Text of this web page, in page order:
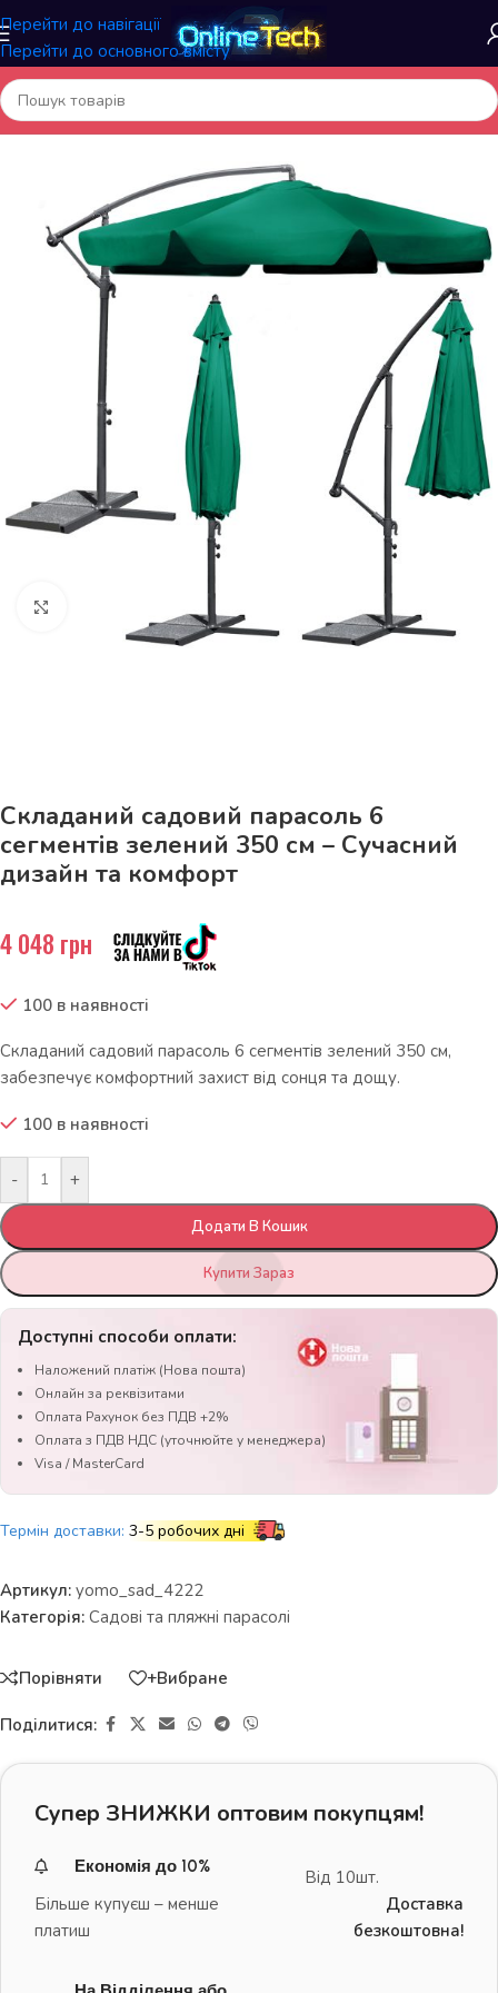
Перейти до навігації
Перейти до основного вмісту
Головна/Садові та вуличні товари/Садові та пляжні парасолі
Складаний садовий парасоль 6
сегментів зелений 350 см – Сучасний
дизайн та комфорт
4 048 грн
100 в наявності
Складаний садовий парасоль 6 сегментів зелений 350 см,
забезпечує комфортний захист від сонця та дощу.
100 в наявності
- +
Додати В Кошик
Купити Зараз
Доступні способи оплати:
Наложений платіж (Нова пошта)
Онлайн за реквізитами
Оплата Рахунок без ПДВ +2%
Оплата з ПДВ НДС (уточнюйте у менеджера)
Visa / MasterCard
Термін доставки: 3-5 робочих дні
Артикул: yomo_sad_4222
Категорія: Садові та пляжні парасолі
Порівняти +Вибране
Поділитися:
Супер ЗНИЖКИ оптовим покупцям!
Економія до 10%
Більше купуєш – менше
платиш
Від 10шт.
Доставка
безкоштовна!